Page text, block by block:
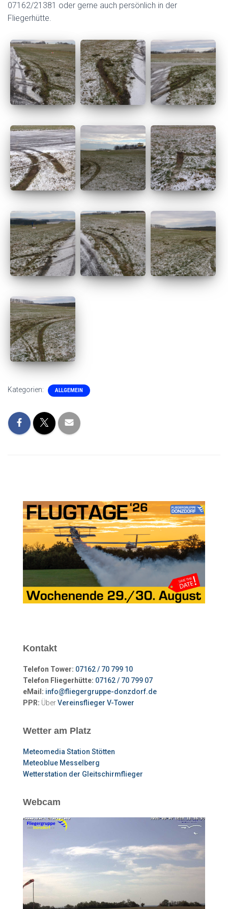
07162/21381 oder gerne auch persönlich in der
Fliegerhütte.
Kategorien: ALLGEMEIN
Kontakt
Telefon Tower: 07162 / 70 799 10
Telefon Fliegerhütte: 07162 / 70 799 07
eMail: info@fliegergruppe-donzdorf.de
PPR: ÜberVereinsflieger V-Tower
Wetter am Platz
Meteomedia Station Stötten
Meteoblue Messelberg
Wetterstation der Gleitschirmflieger
Webcam